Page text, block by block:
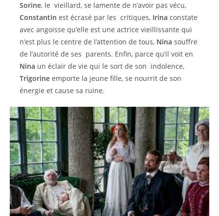
Sorine, le vieillard, se lamente de n’avoir pas vécu,
Constantin est écrasé par les critiques, Irina constate
avec angoisse qu’elle est une actrice vieillissante qui
n’est plus le centre de l’attention de tous, Nina souffre
de l’autorité de ses parents. Enfin, parce qu’il voit en
Nina un éclair de vie qui le sort de son indolence,
Trigorine emporte la jeune fille, se nourrit de son
énergie et cause sa ruine.